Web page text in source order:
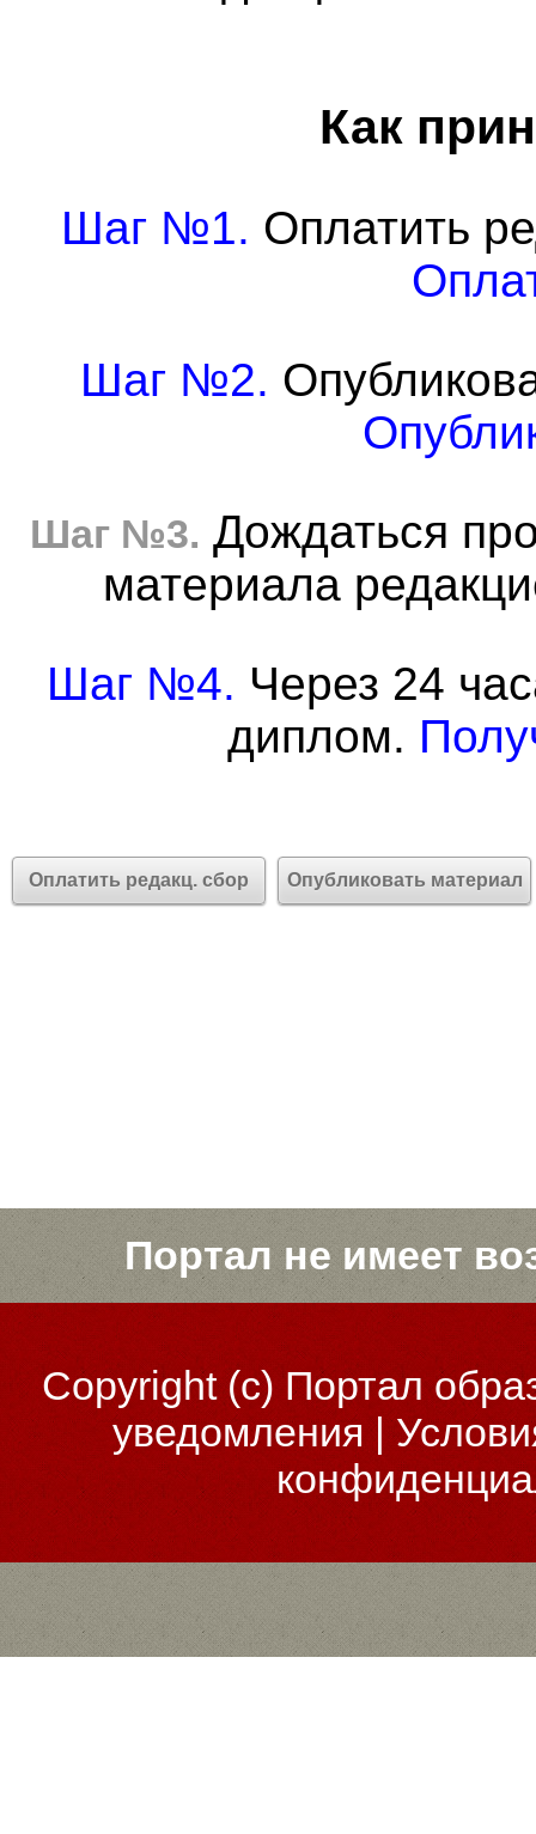
Как
Шаг №1. Оплатить
Шаг №2.
Шаг №3. Дождаться
материала
Шаг №4. Через 24
диплом.
Оплатить редакц. сбор Опубликовать материал
Портал не имеет
Copyright (c)Портал
уведомления |